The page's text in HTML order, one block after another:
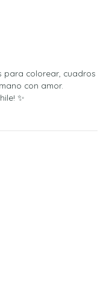
para colorear, cuadros
con amor.
✨